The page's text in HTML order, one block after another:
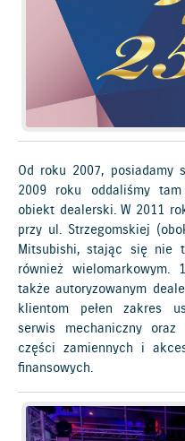
Od roku 2007, posiadamy
2009 roku oddaliśmy
obiekt dealerski. W 2011
przy ul. Strzegomskiej
Mitsubishi, stając się nie
również
także autoryzowanym
klientom pełen zakres
serwis mechaniczny oraz
części zamiennych i
finansowych.